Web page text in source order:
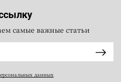
самые важные статьи
данных